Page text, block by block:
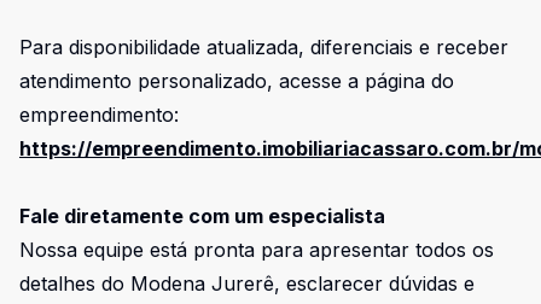
Para disponibilidade atualizada, diferenciais e receber
atendimento personalizado, acesse a página do
empreendimento:
https://empreendimento.imobiliariacassaro.com.br/
Fale diretamente com um especialista
Nossa equipe está pronta para apresentar todos os
detalhes do Modena Jurerê, esclarecer dúvidas e